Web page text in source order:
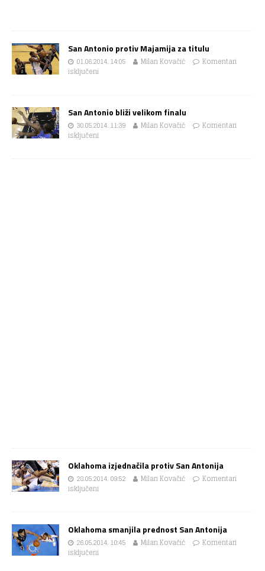
San Antonio protiv Majamija za titulu
01.06.2014. 14:05 Milan Kovačić
Komentari
isključeni
San Antonio bliži velikom finalu
30.05.2014. 11:39 Milan Kovačić
Komentari
isključeni
Oklahoma izjednačila protiv San Antonija
28.05.2014. 09:52 Milan Kovačić
Komentari
isključeni
Oklahoma smanjila prednost San Antonija
26.05.2014. 10:45 Milan Kovačić
Komentari
isključeni